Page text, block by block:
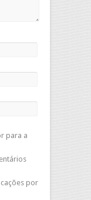
para a
por